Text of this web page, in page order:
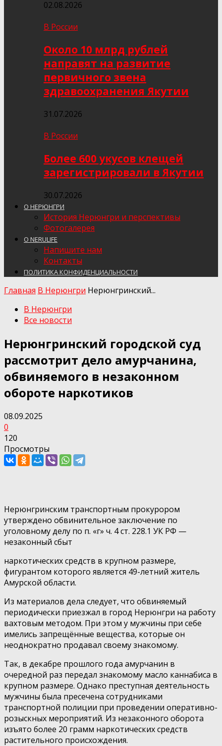
02.08.2026
В России
Около 10 млрд рублей
направят на развитие
первичного звена
здравоохранения Якутии
31.07.2026
В России
Более 600 укусов клещей
зарегистрировали в Якутии
30.07.2026
О НЕРЮНГРИ
История Нерюнгри и перспективы
Фотогалерея
О NERULIFE
Напишите нам
Контакты
ПОЛИТИКА КОНФИДЕНЦИАЛЬНОСТИ
Главная В Нерюнгри Нерюнгринский...
В Нерюнгри
Все новости
Нерюнгринский городской суд
рассмотрит дело амурчанина,
обвиняемого в незаконном
обороте наркотиков
08.09.2025
0
120
Просмотры
Нерюнгринским транспортным прокурором
утверждено обвинительное заключение по
уголовному делу по п. «г» ч. 4 ст. 228.1 УК РФ —
незаконный сбыт
наркотических средств в крупном размере,
фигурантом которого является 49-летний житель
Амурской области.
Из материалов дела следует, что обвиняемый
периодически приезжал в город Нерюнгри на работу
вахтовым методом. При этом у мужчины при себе
имелись запрещённые вещества, которые он
неоднократно продавал своему знакомому.
Так, в декабре прошлого года амурчанин в
очередной раз передал знакомому масло каннабиса в
крупном размере. Однако преступная деятельность
мужчины была пресечена сотрудниками
транспортной полиции при проведении оперативно-
розыскных мероприятий. Из незаконного оборота
изъято более 20 грамм наркотических средств
растительного происхождения.